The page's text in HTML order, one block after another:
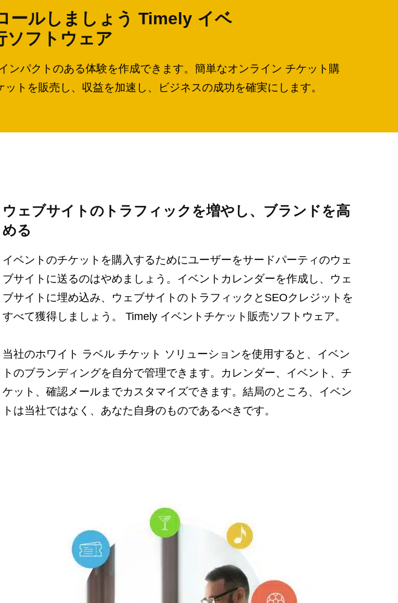
ールしましょう Timely イベ
ソフトウェア
パクトのある体験を作成できます。簡単なオンライン チケット購
トを販売し、収益を加速し、ビジネスの成功を確実にします。
ウェブサイトのトラフィックを増やし、ブランドを高
める
イベントのチケットを購入するためにユーザーをサードパーティのウェ
ブサイトに送るのはやめましょう。イベントカレンダーを作成し、ウェ
ブサイトに埋め込み、ウェブサイトのトラフィックとSEOクレジットを
すべて獲得しましょう。 Timely イベントチケット販売ソフトウェア。
当社のホワイト ラベル チケット ソリューションを使用すると、イベン
トのブランディングを自分で管理できます。カレンダー、イベント、チ
ケット、確認メールまでカスタマイズできます。結局のところ、イベン
トは当社ではなく、あなた自身のものであるべきです。